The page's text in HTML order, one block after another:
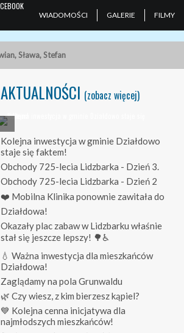
WIADOMOŚCI GALERIE FILMY
Sława, Stefan
AKTUALNOŚCI (zobacz więcej)
Kolejna inwestycja w gminie Działdowo
staje się faktem!
Obchody 725-lecia Lidzbarka - Dzień 3.
Obchody 725-lecia Lidzbarka - Dzień 2
❤️ Mobilna Klinika ponownie zawitała do
Działdowa!
Okazały plac zabaw w Lidzbarku właśnie
stał się jeszcze lepszy! 🌳♿
💧 Ważna inwestycja dla mieszkańców
Działdowa!
Zaglądamy na pola Grunwaldu
🌿 Czy wiesz, z kim bierzesz kąpiel?
💙 Kolejna cenna inicjatywa dla
najmłodszych mieszkańców!